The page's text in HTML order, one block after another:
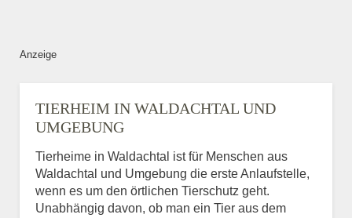
Anzeige
TIERHEIM IN WALDACHTAL UND
UMGEBUNG
Tierheime in Waldachtal ist für Menschen aus
Waldachtal und Umgebung die erste Anlaufstelle,
wenn es um den örtlichen Tierschutz geht.
Unabhängig davon, ob man ein Tier aus dem